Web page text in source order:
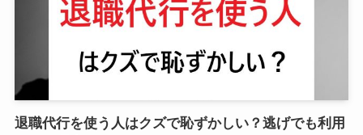
退職代行を使う人はクズで恥ずかしい？逃げでも利用